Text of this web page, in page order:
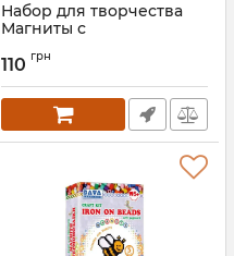
Набор для творчества
Магниты с
"Животные" УМНЯШКА
Артикул: TM-018
110 грн